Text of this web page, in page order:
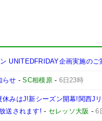
UNITEDFRIDAY企画実施のご
らせ -SC相模原- 6日23時
休みはJ!新シーズン開幕!関西J
送されます! - セレッソ大阪 -6